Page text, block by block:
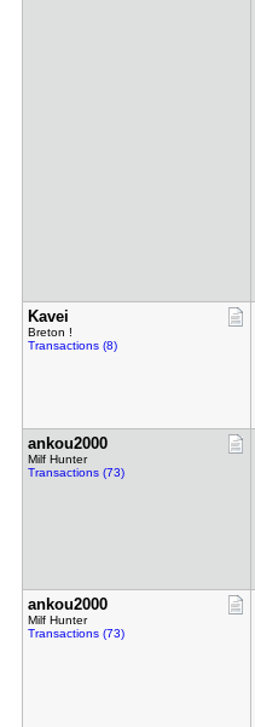
Kavei
Breton !
Transactions (8)
ankou2000
Milf Hunter
Transactions (73)
ankou2000
Milf Hunter
Transactions (73)